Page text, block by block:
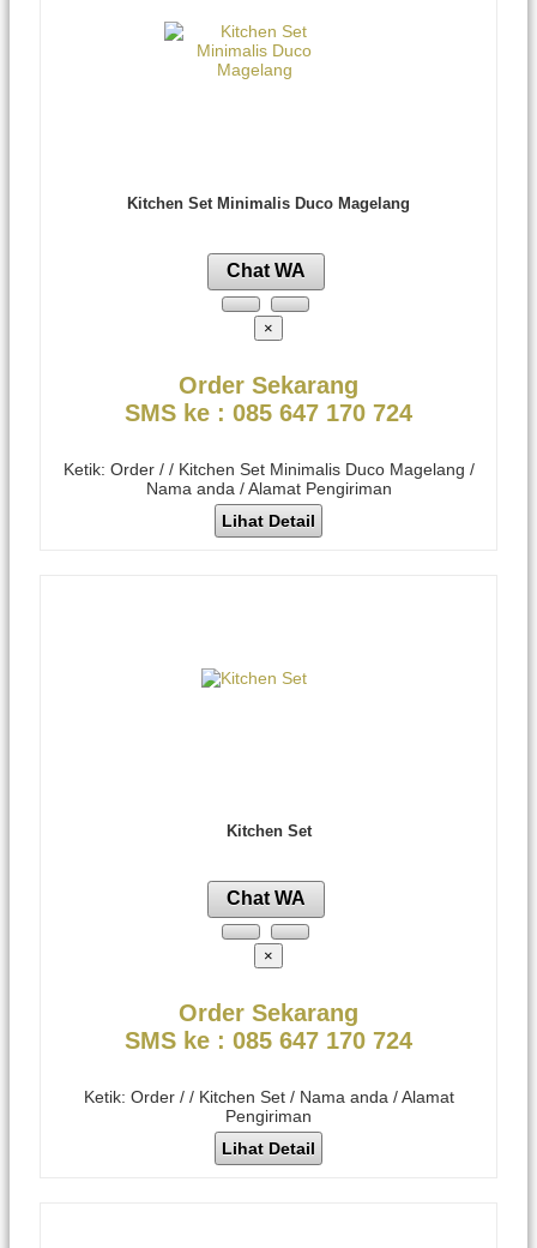
Kitchen Set Minimalis Duco Magelang
Chat WA
×
Order Sekarang
SMS ke : 085 647 170 724
Ketik: Order / / Kitchen Set Minimalis Duco Magelang /
Nama anda / Alamat Pengiriman
Lihat Detail
Kitchen Set
Chat WA
×
Order Sekarang
SMS ke : 085 647 170 724
Ketik: Order / / Kitchen Set / Nama anda / Alamat
Pengiriman
Lihat Detail